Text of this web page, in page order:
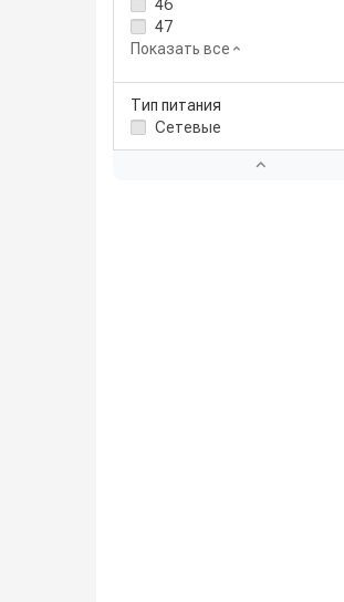
46
47
Показать все
Тип питания
Сетевые